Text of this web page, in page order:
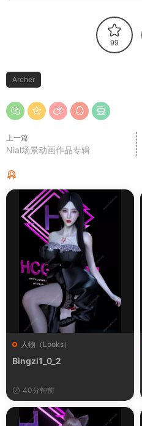
99
Archer
上一篇
Nial场景动画作品专辑
人物（Looks）
Bingzi1_0_2
40分钟前